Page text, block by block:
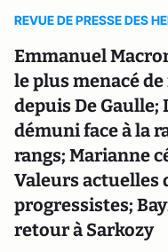
REVUE DE PRESSE DES
Emmanuel
le plus menacé
depuis De Gaulle;
démuni face à la
rangs; Marianne
Valeurs actuelles
progressistes;
retour à Sarkozy